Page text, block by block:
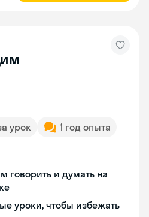
урок
1 год опыта
говорить и думать на
уроки, чтобы избежать